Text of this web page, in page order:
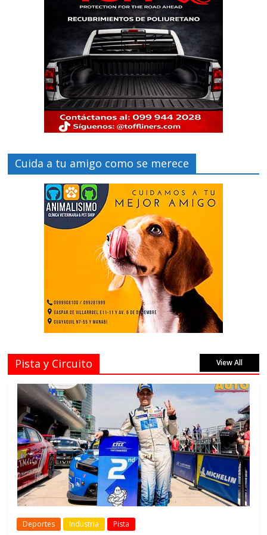
Cuida a tu amigo como se merece
Pista y Circuito View All
Deportes Industria Pista